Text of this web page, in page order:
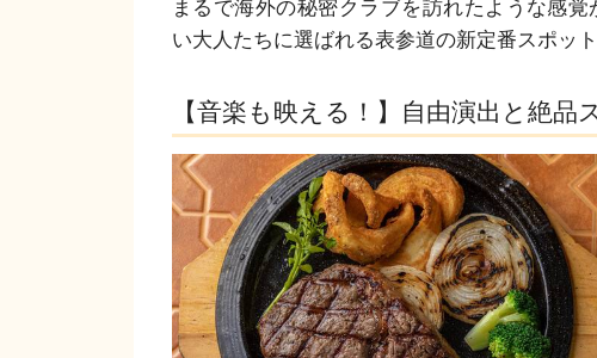
まるで海外の秘密クラブを訪れたような感
い大人たちに選ばれる表参道の新定番スポット
【音楽も映える！】自由演出と絶